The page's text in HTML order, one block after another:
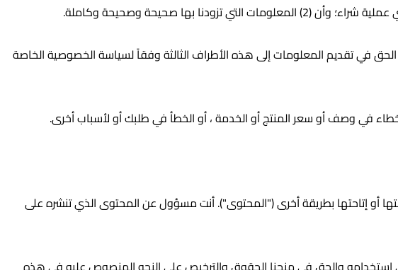
في تقديم المعلومات إلى هذه الأطراف الثالثة وفقاً لسياسة الخصوصية الخاصة
في وصف أو سعر المنتج أو الخدمة ، أو الخطأ في طلبك أو لأسباب أخرى.
أو إتاحتها بطريقة أخرى ("المحتوى"). أنت مسؤول عن المحتوى الذي تنشره على